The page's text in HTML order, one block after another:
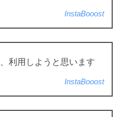
InstaBooost
利用しようと思います
InstaBooost